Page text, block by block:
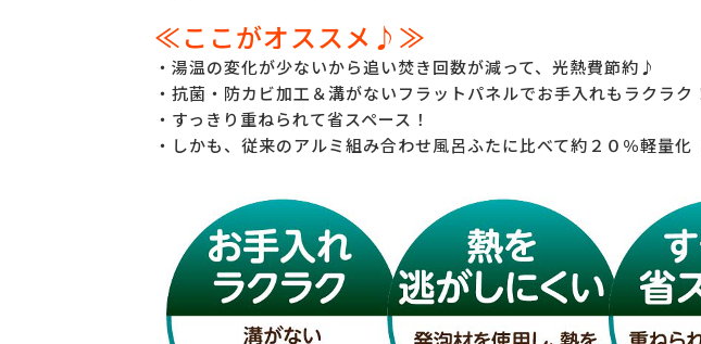
≪ここがオススメ♪≫
・湯温の変化が少ないから追い焚き回数が減って、光熱費節約♪
・抗菌・防カビ加工＆溝がないフラットパネルでお手入れもラクラク
・すっきり重ねられて省スペース！
・しかも、従来のアルミ組み合わせ風呂ふたに比べて約２０％軽量化